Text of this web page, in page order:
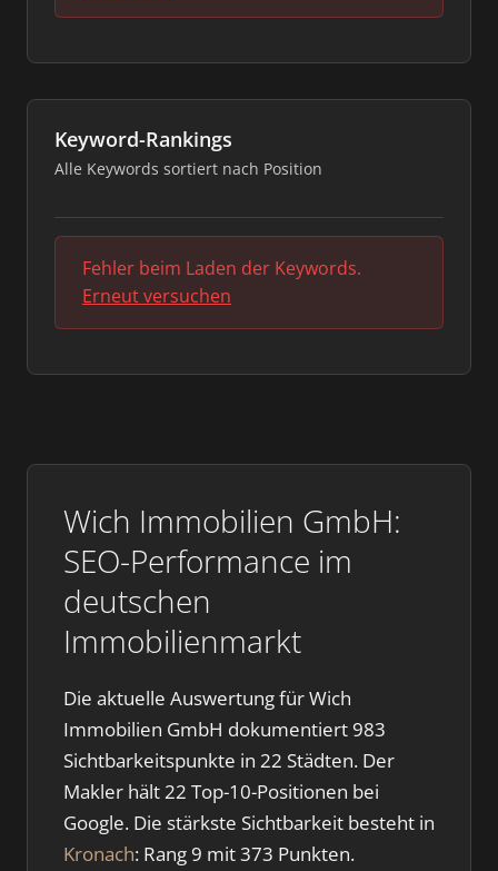
Wich Immobilien GmbH:
SEO-Performance im
deutschen
Immobilienmarkt
Die aktuelle Auswertung für Wich
Immobilien GmbH dokumentiert 983
Sichtbarkeitspunkte in 22 Städten. Der
Makler hält 22 Top-10-Positionen bei
Google. Die stärkste Sichtbarkeit besteht in
Kronach: Rang 9 mit 373 Punkten.
Keyword-Rankings
Alle Keywords sortiert nach Position
Fehler beim Laden der Keywords.
Erneut versuchen